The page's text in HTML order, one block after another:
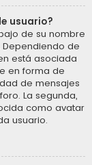
usuario?
de su nombre
de
está asociada
en forma de
de mensajes
La segunda,
como avatar
usuario.